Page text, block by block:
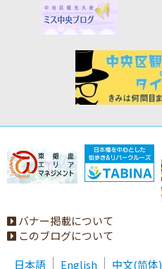
バナー掲載について
このブログについて
日本語
English 中文(简体)